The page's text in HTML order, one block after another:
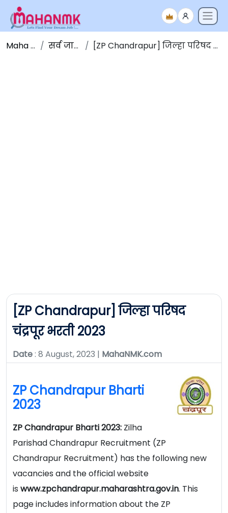
Maha NMK सर्व जाहिराती [ZP Chandrapur] जिल्हा परिषद चंद्रपूर भरती 2023
[ZP Chandrapur] जिल्हा परिषद
चंद्रपूर भरती 2023
Date: 8 August, 2023 | MahaNMK.com
ZP Chandrapur Bharti
2023
ZP Chandrapur Bharti 2023: Zilha
Parishad Chandrapur Recruitment (ZP
Chandrapur Recruitment) has the following new
vacancies and the official website
is www.zpchandrapur.maharashtra.gov.in. This
page includes information about the ZP